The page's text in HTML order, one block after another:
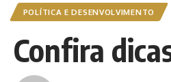
POLÍTICA E DESENVOLVIMENTO
Confira